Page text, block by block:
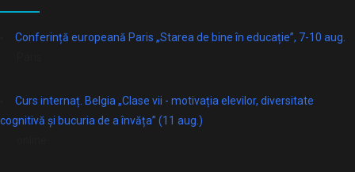
Conferință europeană Paris „Starea de bine în educație”, 7-10 aug.
Curs internaț. Belgia „Clase vii - motivația elevilor, diversitate
cognitivă și bucuria de a învăța” (11 aug.)